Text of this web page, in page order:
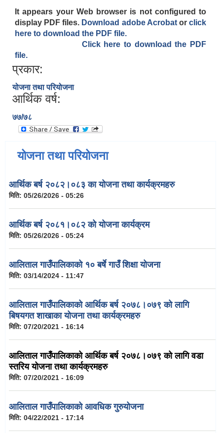
It appears your Web browser is not configured to
display PDF files. Download adobe Acrobat orclick
here to download the PDF file.
Click here to download the PDF
file.
प्रकार:
योजना तथा परियोजना
आर्थिक वर्ष:
७७/७८
योजना तथा परियोजना
आर्थिक बर्ष २०८२।०८३ का योजना तथा कार्यक्रमहरु
मिति: 05/26/2026 - 05:26
आर्थिक बर्ष २०८१।०८२ को योजना कार्यक्रम
मिति: 05/26/2026 - 05:24
आलिताल गाउँपालिकाको १० बर्षे गाउँ शिक्षा योजना
मिति: 03/14/2024 - 11:47
आलिताल गाउँपालिकाको आर्थिक बर्ष २०७८।०७९ को लागि
बिषयगत शाखाका योजना तथा कार्यक्रमहरु
मिति: 07/20/2021 - 16:14
आलिताल गाउँपालिकाको आर्थिक बर्ष २०७८।०७९ को लागि वडा
स्तरिय योजना तथा कार्यक्रमहरु
मिति: 07/20/2021 - 16:09
आलिताल गाउँपालिकाको आवधिक गुरुयोजना
मिति: 04/22/2021 - 17:14